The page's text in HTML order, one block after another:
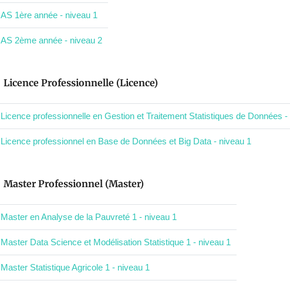
AS 1ère année - niveau 1
AS 2ème année - niveau 2
Licence Professionnelle (Licence)
Licence professionnelle en Gestion et Traitement Statistiques de Données -
Licence professionnel en Base de Données et Big Data - niveau 1
Master Professionnel (Master)
Master en Analyse de la Pauvreté 1 - niveau 1
Master Data Science et Modélisation Statistique 1 - niveau 1
Master Statistique Agricole 1 - niveau 1